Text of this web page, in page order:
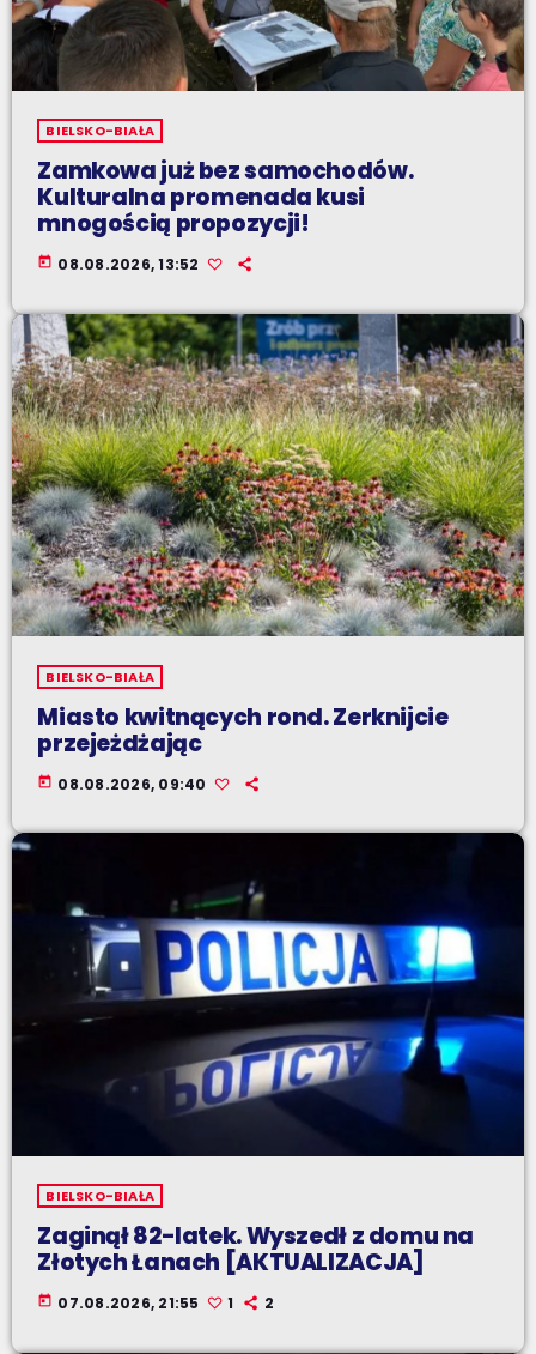
BIELSKO-BIAŁA
Zamkowa już bez samochodów.
Kulturalna promenada kusi
mnogością propozycji!
today 08.08.2026, 13:52
BIELSKO-BIAŁA
Miasto kwitnących rond. Zerknijcie
przejeżdżając
today 08.08.2026, 09:40
BIELSKO-BIAŁA
Zaginął 82-latek. Wyszedł z domu na
Złotych Łanach [AKTUALIZACJA]
today 07.08.2026, 21:55 1 2